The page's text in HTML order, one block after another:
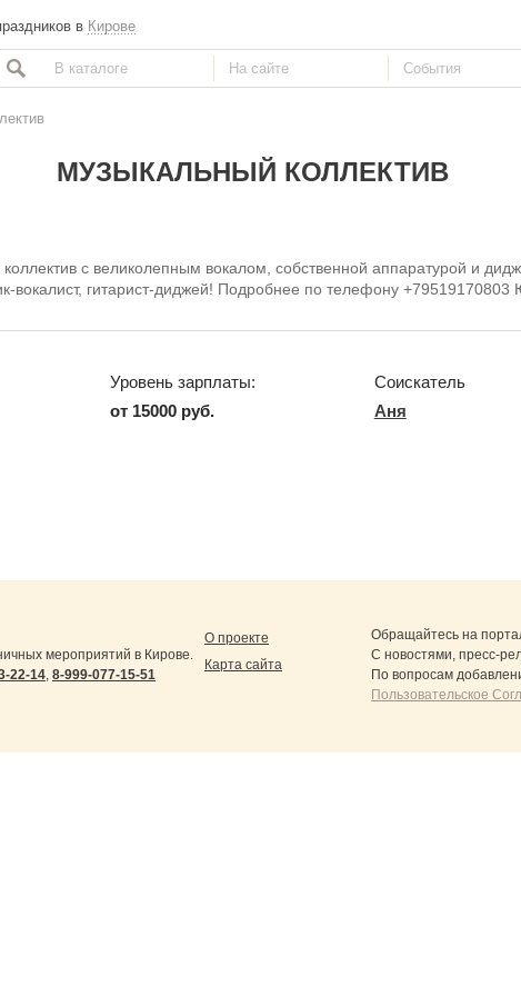
в Кирове
МУЗЫКАЛЬНЫЙ КОЛЛЕКТИВ
с великолепным вокалом, собственной аппаратурой и
вокалист, гитарист-диджей! Подробнее по телефону +79519170803
Уровень зарплаты:
от 15000 руб.
Соискатель
Аня
мероприятий в Кирове.
22-14, 8-999-077-15-51
О проекте
Карта сайта
Обращайтесь на
С новостями, пресс-
По вопросам
Пользовательское